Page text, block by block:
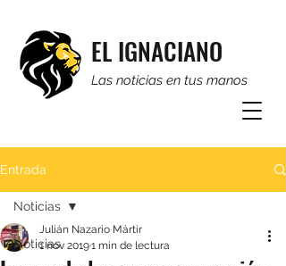
EL IGNACIANO
Las noticias en tus manos
Entrada
Noticias
Noticias
Julián Nazario Mártir
1 nov 20191 min de lectura